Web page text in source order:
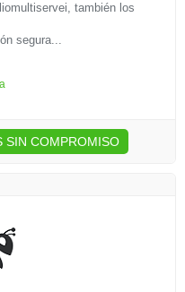
también los
segura...
SIN COMPROMISO